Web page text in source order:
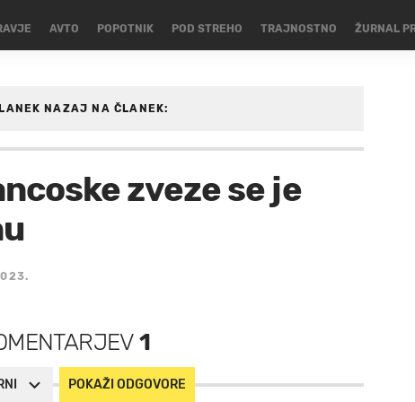
AVTO POPOTNIK POD STREHO TRAJNOSTNO ŽURNAL
zveze se je
NAZAJ NA ČLANEK:
1
POKAŽI ODGOVORE